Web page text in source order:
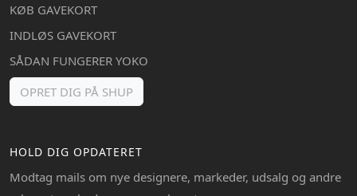
KØB GAVEKORT
INDLØS GAVEKORT
SÅDAN FUNGERER YOKO
OPRET DIG PÅ SHUP
HOLD DIG OPDATERET
Modtag mails om nye designere, markeder, udsalg og andre